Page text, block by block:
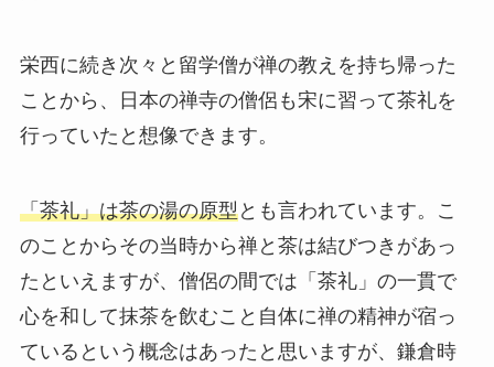
栄西に続き次々と留学僧が禅の教えを持ち帰った
ことから、日本の禅寺の僧侶も宋に習って茶礼を
行っていたと想像できます。
「茶礼」は茶の湯の原型とも言われています。こ
のことからその当時から禅と茶は結びつきがあっ
たといえますが、僧侶の間では「茶礼」の一貫で
心を和して抹茶を飲むこと自体に禅の精神が宿っ
ているという概念はあったと思いますが、鎌倉時